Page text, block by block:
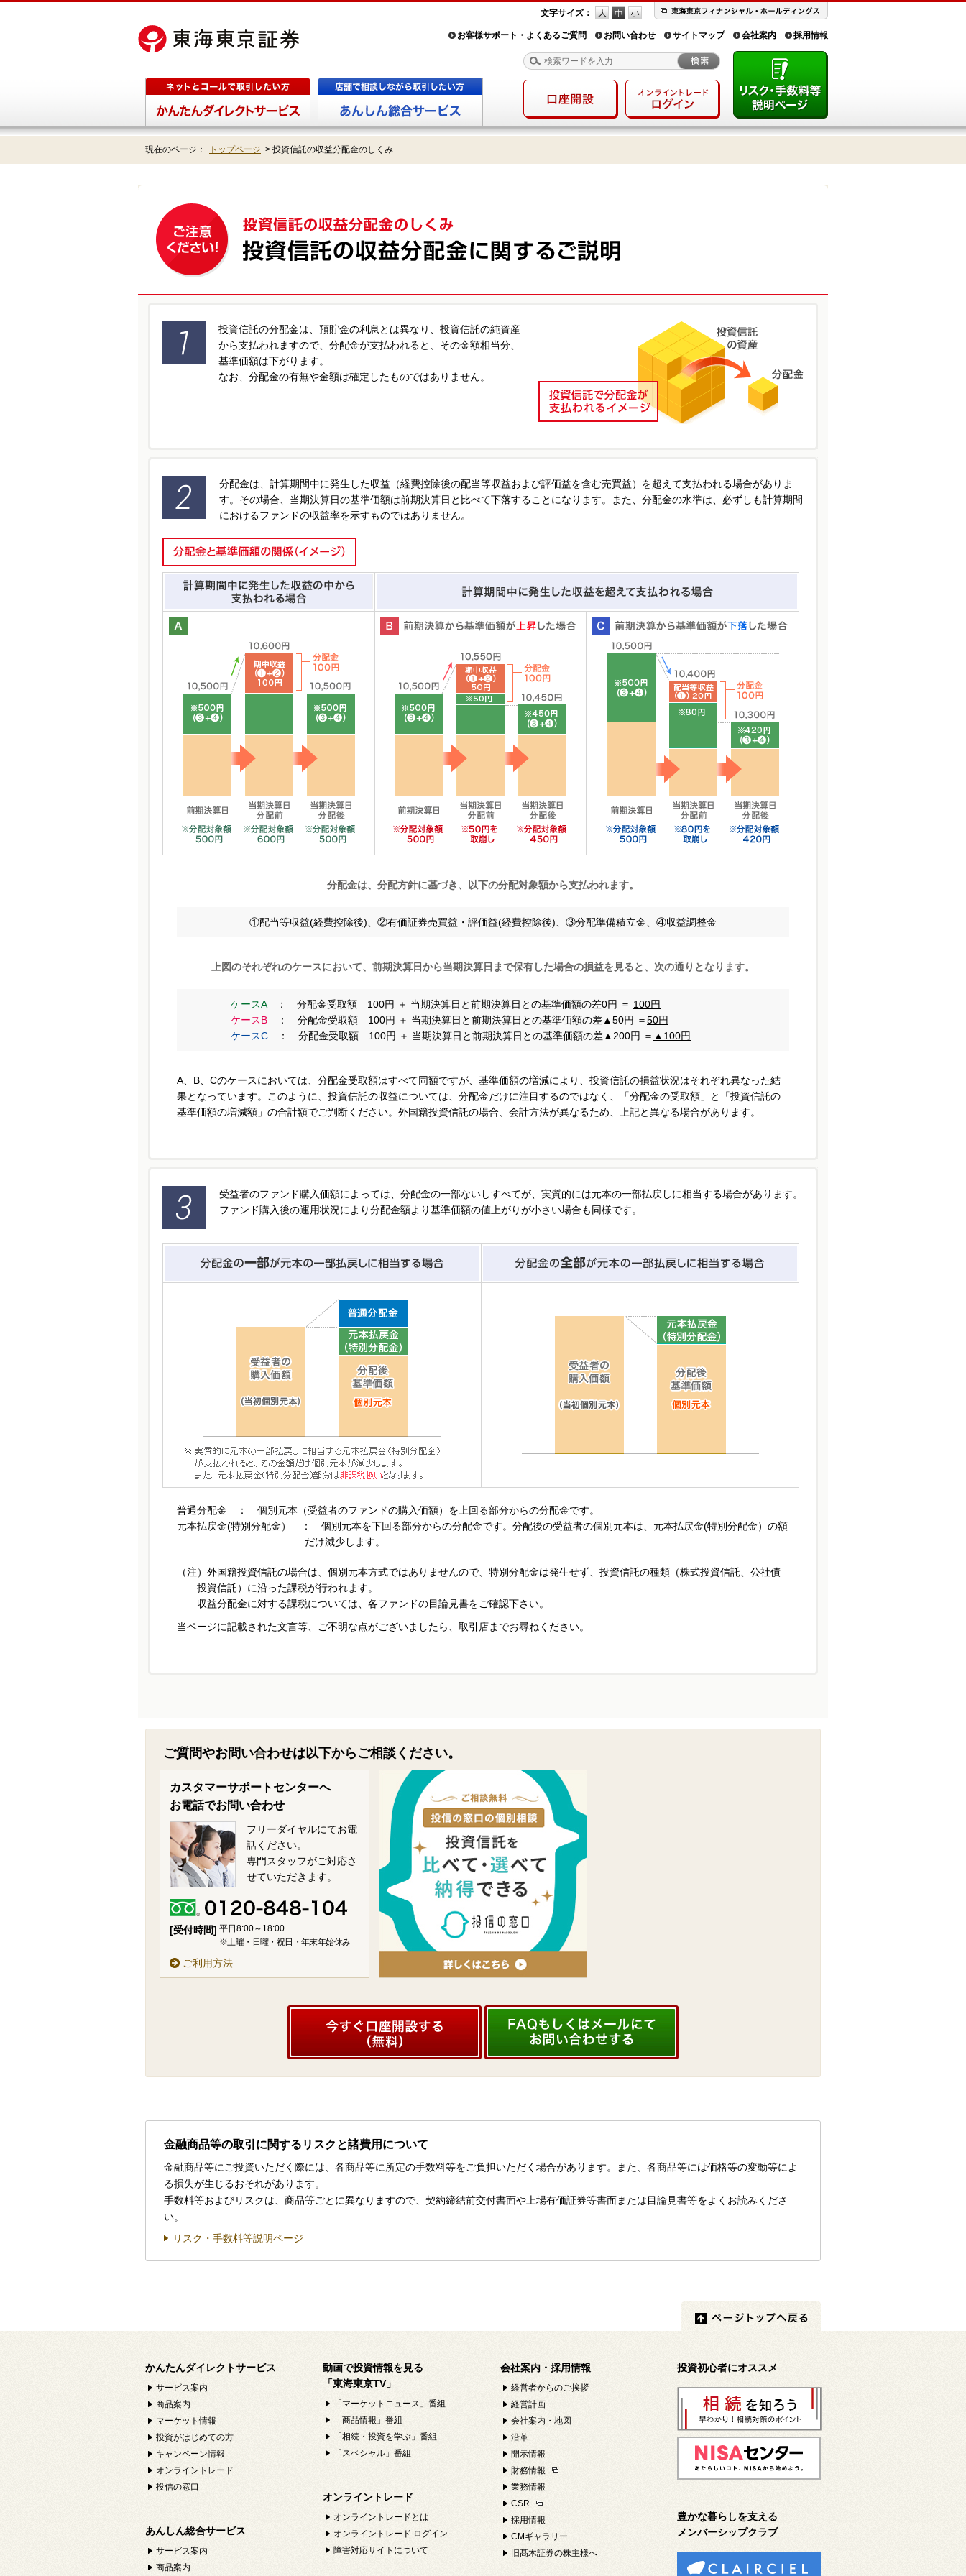
文字サイズ：
お客様サポート・よくあるご質問 お問い合わせ サイトマップ 会社案内 採用情報
現在のページ： トップページ > 投資信託の収益分配金のしくみ
投資信託の分配金は、預貯金の利息とは異なり、投資信託の純資産
から支払われますので、分配金が支払われると、その金額相当分、
基準価額は下がります。
なお、分配金の有無や金額は確定したものではありません。
分配金は、計算期間中に発生した収益（経費控除後の配当等収益および評価益を含む売買益）を超えて支払われる場合がありま
す。その場合、当期決算日の基準価額は前期決算日と比べて下落することになります。また、分配金の水準は、必ずしも計算期間
におけるファンドの収益率を示すものではありません。
分配金は、分配方針に基づき、以下の分配対象額から支払われます。
①配当等収益(経費控除後)、②有価証券売買益・評価益(経費控除後)、③分配準備積立金、④収益調整金
上図のそれぞれのケースにおいて、前期決算日から当期決算日まで保有した場合の損益を見ると、次の通りとなります。
ケースA： 分配金受取額 100円 ＋ 当期決算日と前期決算日との基準価額の差0円 ＝ 100円
ケースB ： 分配金受取額 100円 ＋ 当期決算日と前期決算日との基準価額の差▲50円 ＝50円
ケースC ： 分配金受取額 100円 ＋ 当期決算日と前期決算日との基準価額の差▲200円 ＝ ▲100円
A、B、Cのケースにおいては、分配金受取額はすべて同額ですが、基準価額の増減により、投資信託の損益状況はそれぞれ異なった結
果となっています。このように、投資信託の収益については、分配金だけに注目するのではなく、「分配金の受取額」と「投資信託の
基準価額の増減額」の合計額でご判断ください。外国籍投資信託の場合、会計方法が異なるため、上記と異なる場合があります。
受益者のファンド購入価額によっては、分配金の一部ないしすべてが、実質的には元本の一部払戻しに相当する場合があります。
ファンド購入後の運用状況により分配金額より基準価額の値上がりが小さい場合も同様です。
普通分配金 ： 個別元本（受益者のファンドの購入価額）を上回る部分からの分配金です。
元本払戻金(特別分配金） ： 個別元本を下回る部分からの分配金です。分配後の受益者の個別元本は、元本払戻金(特別分配金）の額
だけ減少します。
（注）外国籍投資信託の場合は、個別元本方式ではありませんので、特別分配金は発生せず、投資信託の種類（株式投資信託、公社債
投資信託）に沿った課税が行われます。
収益分配金に対する課税については、各ファンドの目論見書をご確認下さい。
当ページに記載された文言等、ご不明な点がございましたら、取引店までお尋ねください。
ご質問やお問い合わせは以下からご相談ください。
カスタマーサポートセンターへ
お電話でお問い合わせ
フリーダイヤルにてお電
話ください。
専門スタッフがご対応さ
せていただきます。
[受付時間] 平日8:00～18:00
※土曜・日曜・祝日・年末年始休み
ご利用方法
金融商品等の取引に関するリスクと諸費用について
金融商品等にご投資いただく際には、各商品等に所定の手数料等をご負担いただく場合があります。また、各商品等には価格等の変動等によ
る損失が生じるおそれがあります。
手数料等およびリスクは、商品等ごとに異なりますので、契約締結前交付書面や上場有価証券等書面または目論見書等をよくお読みくださ
い。
リスク・手数料等説明ページ
かんたんダイレクトサービス
サービス案内
商品案内
マーケット情報
投資がはじめての方
キャンペーン情報
オンライントレード
投信の窓口
あんしん総合サービス
サービス案内
商品案内
動画で投資情報を見る
「東海東京TV」
「マーケットニュース」番組
「商品情報」番組
「相続・投資を学ぶ」番組
「スペシャル」番組
オンライントレード
オンライントレードとは
オンライントレード ログイン
障害対応サイトについて
会社案内・採用情報
経営者からのご挨拶
経営計画
会社案内・地図
沿革
開示情報
財務情報
業務情報
CSR
採用情報
CMギャラリー
旧髙木証券の株主様へ
投資初心者にオススメ
豊かな暮らしを支える
メンバーシップクラブ